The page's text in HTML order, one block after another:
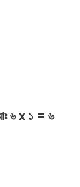
৬ x ১ = ৬